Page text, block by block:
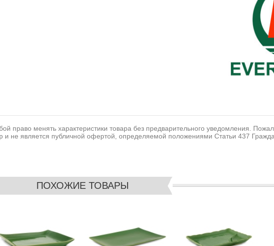
право менять характеристики товара без предварительного уведомления.
не является публичной офертой, определяемой положениями Статьи 437
ПОХОЖИЕ ТОВАРЫ